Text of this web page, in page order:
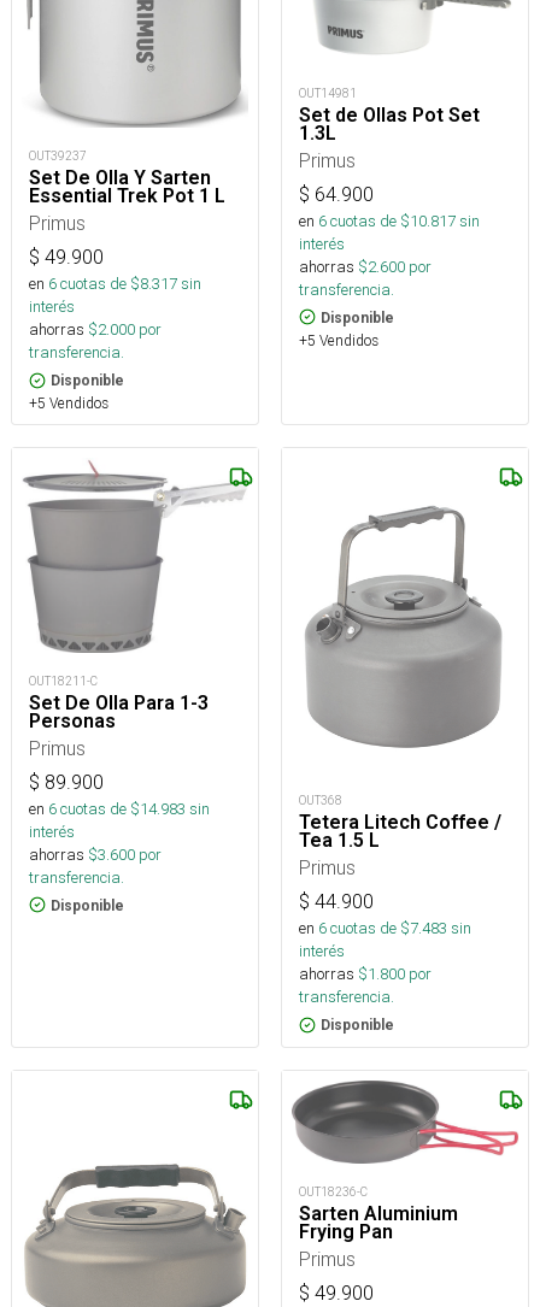
OUT39237
Set De Olla Y Sarten
Essential Trek Pot 1 L
Primus
$ 49.900
en 6cuotas de $8.317sin
interés
ahorras $2.000 por
transferencia.
Disponible
+5 Vendidos
OUT14981
Set de Ollas Pot Set
1.3L
Primus
$ 64.900
en 6cuotas de $10.817sin
interés
ahorras $2.600 por
transferencia.
Disponible
+5 Vendidos
OUT18211-C
Set De Olla Para 1-3
Personas
Primus
$ 89.900
en 6cuotas de $14.983 sin
interés
ahorras $3.600 por
transferencia.
Disponible
OUT368
Tetera Litech Coffee /
Tea 1.5 L
Primus
$ 44.900
en 6cuotas de $7.483 sin
interés
ahorras $1.800 por
transferencia.
Disponible
OUT18236-C
Sarten Aluminium
Frying Pan
Primus
$ 49.900